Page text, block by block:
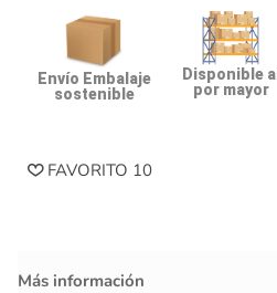
Envío Embalaje
sostenible
Disponible al
por mayor
FAVORITO 10
Más información